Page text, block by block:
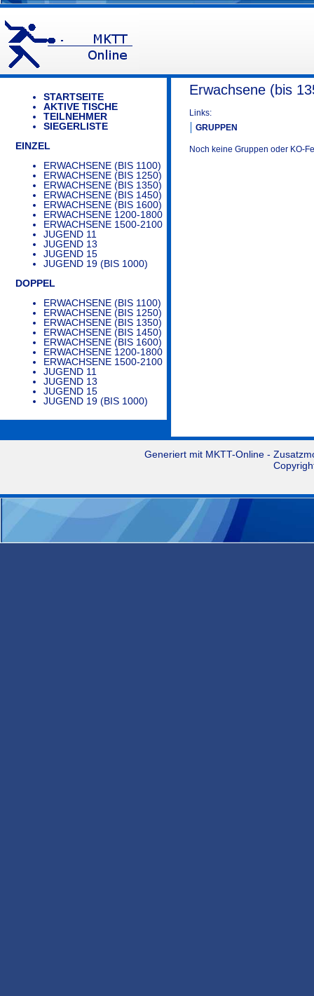
STARTSEITE
AKTIVE TISCHE
TEILNEHMER
SIEGERLISTE
EINZEL
ERWACHSENE (BIS 1100)
ERWACHSENE (BIS 1250)
ERWACHSENE (BIS 1350)
ERWACHSENE (BIS 1450)
ERWACHSENE (BIS 1600)
ERWACHSENE 1200-1800
ERWACHSENE 1500-2100
JUGEND 11
JUGEND 13
JUGEND 15
JUGEND 19 (BIS 1000)
DOPPEL
ERWACHSENE (BIS 1100)
ERWACHSENE (BIS 1250)
ERWACHSENE (BIS 1350)
ERWACHSENE (BIS 1450)
ERWACHSENE (BIS 1600)
ERWACHSENE 1200-1800
ERWACHSENE 1500-2100
JUGEND 11
JUGEND 13
JUGEND 15
JUGEND 19 (BIS 1000)
Erwachsene (bis
Links:
GRUPPEN
Noch keine Gruppen oder KO-
Generiert mit MKTT-Online-